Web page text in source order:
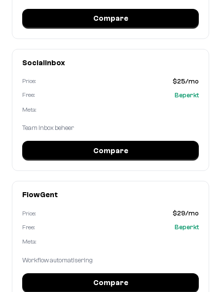
Compare
SocialInbox
Price: $25/mo
Free: Beperkt
Meta:
Team inbox beheer
Compare
FlowGent
Price: $29/mo
Free: Beperkt
Meta:
Workflow automatisering
Compare